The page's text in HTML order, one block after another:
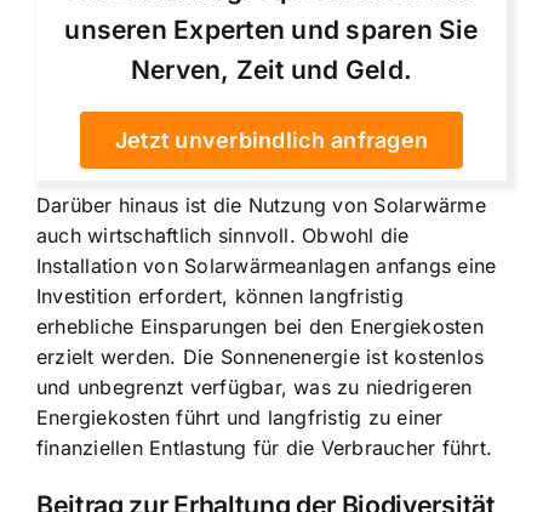
unseren Experten und sparen Sie
Nerven, Zeit und Geld.
Jetzt unverbindlich anfragen
Darüber hinaus ist die Nutzung von Solarwärme
auch wirtschaftlich sinnvoll. Obwohl die
Installation von Solarwärmeanlagen anfangs eine
Investition erfordert, können langfristig
erhebliche Einsparungen bei den Energiekosten
erzielt werden. Die Sonnenenergie ist kostenlos
und unbegrenzt verfügbar, was zu niedrigeren
Energiekosten führt und langfristig zu einer
finanziellen Entlastung für die Verbraucher führt.
Beitrag zur Erhaltung der Biodiversität